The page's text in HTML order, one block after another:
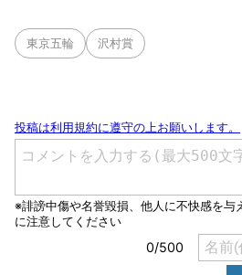
東京五輪 沢村賞